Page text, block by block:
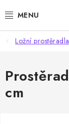
na
AKCE %
DÁRKOVÉ
OBLEČENÍ
Ložní prostěradla
cm